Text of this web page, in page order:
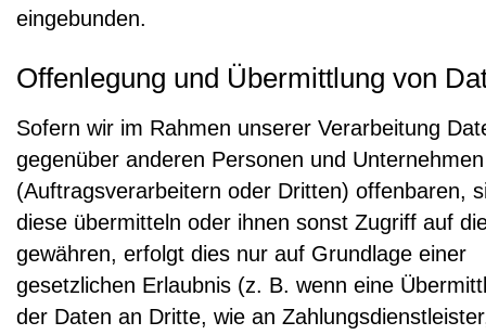
eingebunden.
Offenlegung und Übermittlung von
Sofern wir im Rahmen unserer Verarbeitung
gegenüber anderen Personen und Unternehmen
(Auftragsverarbeitern oder Dritten) offenbaren,
diese übermitteln oder ihnen sonst Zugriff auf
gewähren, erfolgt dies nur auf Grundlage einer
gesetzlichen Erlaubnis (z. B. wenn eine
der Daten an Dritte, wie an